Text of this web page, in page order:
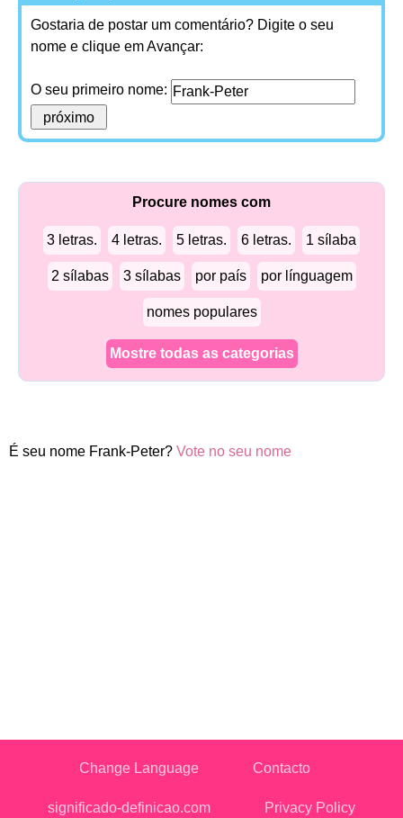
Gostaria de postar um comentário? Digite o seu
nome e clique em Avançar:
O seu primeiro nome:
Procure nomes com
3 letras. 4 letras. 5 letras. 6 letras. 1 sílaba
2 sílabas 3 sílabas por país por línguagem
nomes populares
Mostre todas as categorias
É seu nome Frank-Peter? Vote no seu nome
Change Language Contacto
significado-definicao.com Privacy Policy